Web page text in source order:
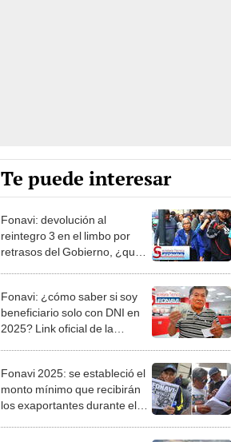
Te puede interesar
Fonavi: devolución al
reintegro 3 en el limbo por
retrasos del Gobierno, ¿qué
Fonavi: ¿cómo saber si soy
beneficiario solo con DNI en
2025? Link oficial de la
Fonavi 2025: se estableció el
monto mínimo que recibirán
los exaportantes durante el